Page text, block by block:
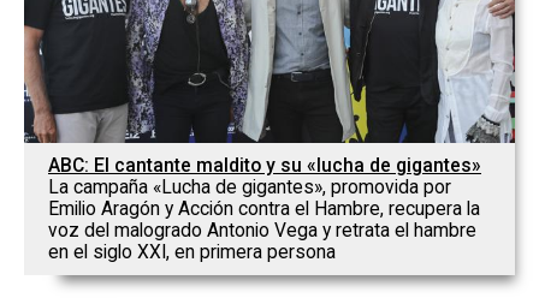
ABC: El cantante maldito y su «lucha de gigantes»
La campaña «Lucha de gigantes», promovida por
Emilio Aragón y Acción contra el Hambre, recupera la
voz del malogrado Antonio Vega y retrata el hambre
en el siglo XXI, en primera persona